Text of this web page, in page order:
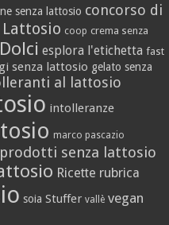
senza lattosio concorso di
coop crema senza
Dolci esplora l'etichetta fast
senza lattosio gelato senza
al lattosio
intolleranze
marco pascazio
prodotti senza lattosio
Ricette rubrica
soia Stuffer vallè vegan